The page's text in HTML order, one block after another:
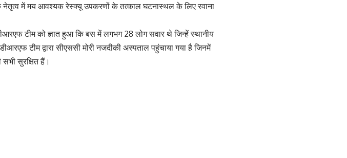
नेतृत्व में मय आवश्यक रेस्क्यू उपकरणों के तत्काल घटनास्थल के लिए रवाना
टीम को ज्ञात हुआ कि बस में लगभग 28 लोग सवार थे जिन्हें स्थानीय
टीम द्वारा सीएससी मोरी नजदीकी अस्पताल पहुंचाया गया है जिनमें
सुरक्षित हैं।